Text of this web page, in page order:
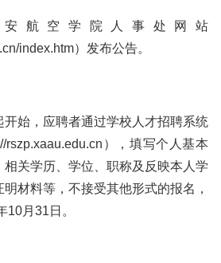
航空学院人事处网站
index.htm）发布公告。
始，应聘者通过学校人才招聘系统
rszp.xaau.edu.cn），填写个人基本
关学历、学位、职称及反映本人学
材料等，不接受其他形式的报名，
10月31日。